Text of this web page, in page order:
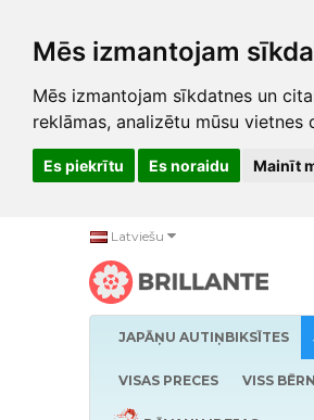
Mēs izmantojam
Mēs izmantojam sīkdatnes un
reklāmas, analizētu mūsu
Es piekrītu Es noraidu Mainīt
Latviešu
JAPĀŅU AUTIŅBIKSĪTES
VISAS PRECES VISS